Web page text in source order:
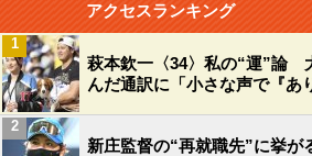
アクセスランキング
萩本欽一〈34〉私の“運”論
んだ通訳に「小さな声で『あ
1
新庄監督の“再就職先”に挙が
2